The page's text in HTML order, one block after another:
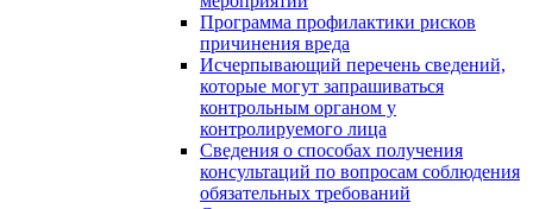
Программа профилактики рисков
причинения вреда
Исчерпывающий перечень сведений,
которые могут запрашиваться
контрольным органом у
контролируемого лица
Сведения о способах получения
консультаций по вопросам соблюдения
обязательных требований